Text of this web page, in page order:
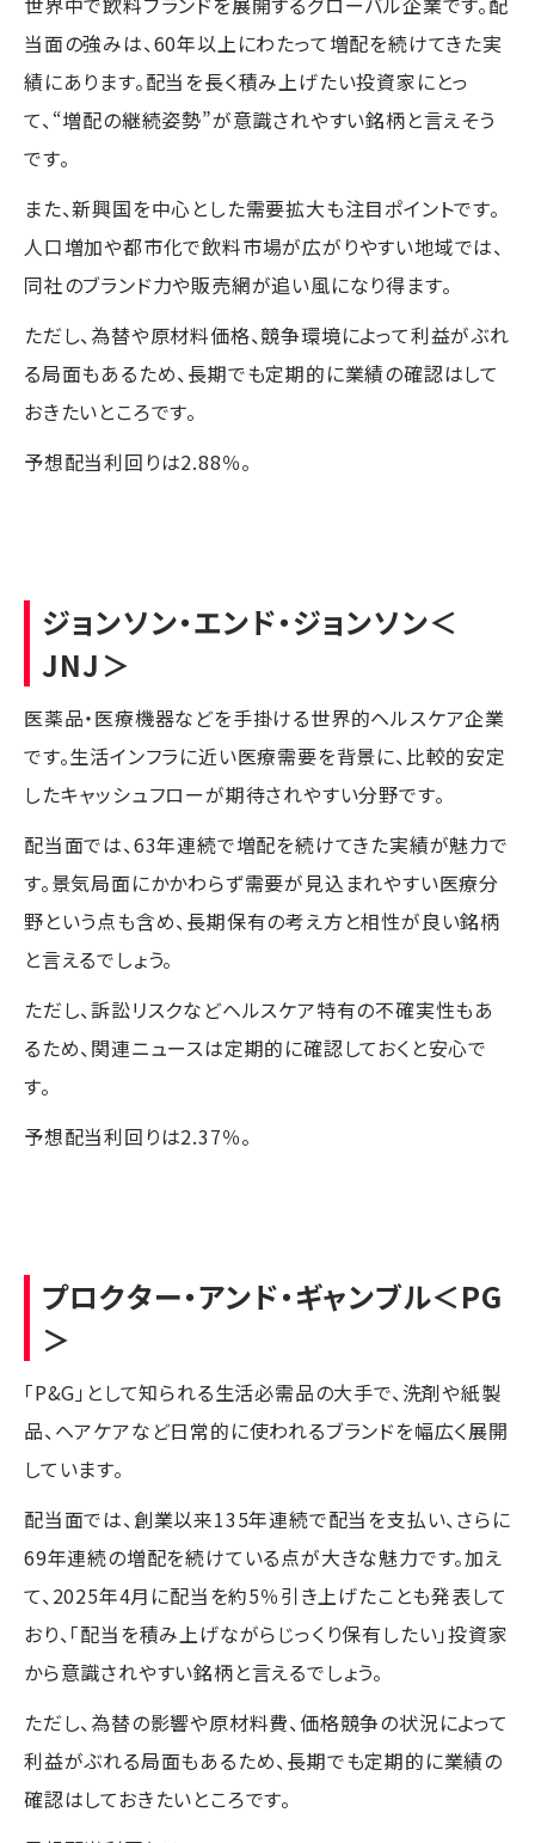
当面の強みは、60年以上にわたって増配を続けてきた実
績にあります。配当を長く積み上げたい投資家にとっ
て、“増配の継続姿勢”が意識されやすい銘柄と言えそう
です。
また、新興国を中心とした需要拡大も注目ポイントです。
人口増加や都市化で飲料市場が広がりやすい地域では、
同社のブランド力や販売網が追い風になり得ます。
ただし、為替や原材料価格、競争環境によって利益がぶれ
る局面もあるため、長期でも定期的に業績の確認はして
おきたいところです。
予想配当利回りは2.88％。
ジョンソン・エンド・ジョンソン＜
JNJ＞
医薬品・医療機器などを手掛ける世界的ヘルスケア企業
です。生活インフラに近い医療需要を背景に、比較的安定
したキャッシュフローが期待されやすい分野です。
配当面では、63年連続で増配を続けてきた実績が魅力で
す。景気局面にかかわらず需要が見込まれやすい医療分
野という点も含め、長期保有の考え方と相性が良い銘柄
と言えるでしょう。
ただし、訴訟リスクなどヘルスケア特有の不確実性もあ
るため、関連ニュースは定期的に確認しておくと安心で
す。
予想配当利回りは2.37％。
プロクター・アンド・ギャンブル＜PG
＞
「P&G」として知られる生活必需品の大手で、洗剤や紙製
品、ヘアケアなど日常的に使われるブランドを幅広く展開
しています。
配当面では、創業以来135年連続で配当を支払い、さらに
69年連続の増配を続けている点が大きな魅力です。加え
て、2025年4月に配当を約5％引き上げたことも発表して
おり、「配当を積み上げながらじっくり保有したい」投資家
から意識されやすい銘柄と言えるでしょう。
ただし、為替の影響や原材料費、価格競争の状況によって
利益がぶれる局面もあるため、長期でも定期的に業績の
確認はしておきたいところです。